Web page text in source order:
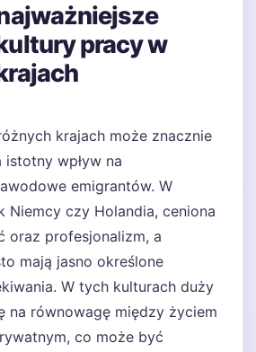
pracy w
krajach może znacznie
wpływ na
emigrantów. W
Niemcy czy Holandia, ceniona
oraz profesjonalizm, a
mają jasno określone
W tych kulturach duży
na równowagę między życiem
co może być